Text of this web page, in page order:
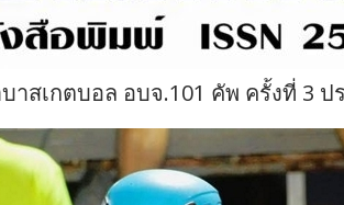
สเกตบอล อบจ.101 คัพ ครั้งที่ 3 ป